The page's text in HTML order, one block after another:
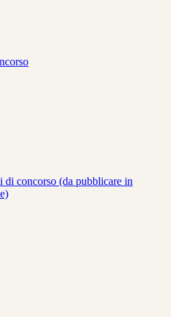
di concorso (da pubblicare in